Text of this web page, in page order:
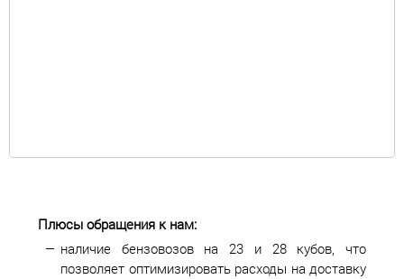
Плюсы обращения к нам:
наличие бензовозов на 23 и 28 кубов, что
позволяет оптимизировать расходы на доставку